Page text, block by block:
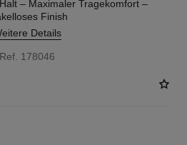
– Maximaler Tragekomfort –
Finish
Details
Ref. 178046